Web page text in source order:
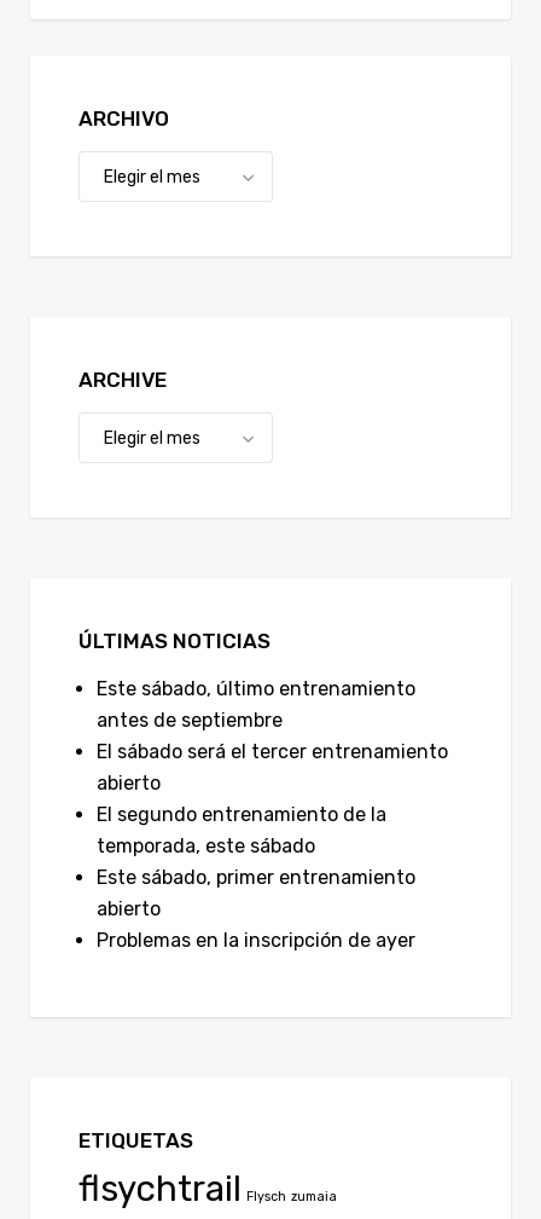
ARCHIVO
ARCHIVE
ÚLTIMAS NOTICIAS
Este sábado, último entrenamiento
antes de septiembre
El sábado será el tercer entrenamiento
abierto
El segundo entrenamiento de la
temporada, este sábado
Este sábado, primer entrenamiento
abierto
Problemas en la inscripción de ayer
ETIQUETAS
flsychtrail Flysch zumaia